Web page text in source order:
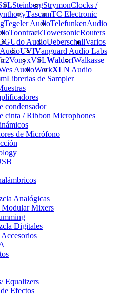
SteinbergStrymon
TascamTC Electronic
Tegeler AudioTelefunken
ToontrackTowersonic
Udo AudioUeberschall
UVIVanguard Audio Labs
VonyxVSLWaldorfWalkasse
AudioWorkXLN Audio
Clocks /
Audio
Routers
Varios
Librerias de Sampler
condensador
cinta / Ribbon Microphones
de Micrófono
Analógicas
Modular Mixers
Digitales
Equalizers
Efectos